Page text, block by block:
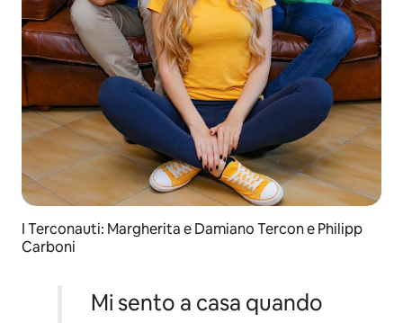
I Terconauti: Margherita e Damiano Tercon e Philipp
Carboni
Mi sento a casa quando